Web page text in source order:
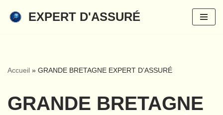
EXPERT D'ASSURÉ
Accueil » GRANDE BRETAGNE EXPERT D’ASSURÉ
GRANDE BRETAGNE